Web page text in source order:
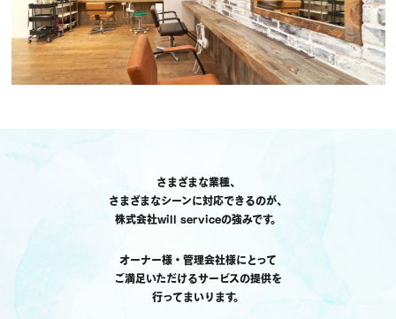
さまざまな業種、
さまざまなシーンに対応できるのが、
株式会社will serviceの強みです。
オーナー様・管理会社様にとって
ご満足いただけるサービスの提供を
行ってまいります。